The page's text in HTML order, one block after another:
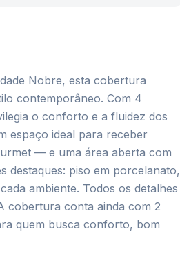
Nobre, esta cobertura
contemporâneo. Com 4
o conforto e a fluidez dos
espaço ideal para receber
— e uma área aberta com
destaques: piso em porcelanato,
ambiente. Todos os detalhes
cobertura conta ainda com 2
quem busca conforto, bom